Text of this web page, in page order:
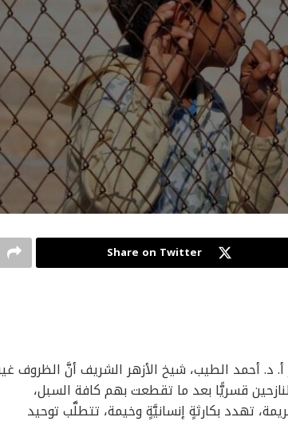
Share on Twitter
د. أحمد الطيب، شيخ الأزهر الشريف أنَّ الظروف
قسريًّا بعد ما تقطعت بهم كافة السبل،
تهدد بكارثةٍ إنسانيَّةٍ وخيمة، تتطلَّب توحيد